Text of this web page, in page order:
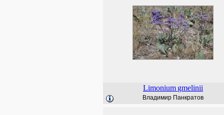
Limonium gmelinii
Владимир Панкратов